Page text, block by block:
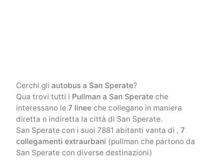
Cerchi gli autobus a San Sperate?
Qua trovi tutti i Pullman a San Sperateche
interessano le 7 lineeche collegano in maniera
diretta o indiretta la città di San Sperate.
San Sperate con i suoi 7881 abitanti vanta di , 7
collegamenti extraurbani (pullman che partono da
San Sperate con diverse destinazioni)